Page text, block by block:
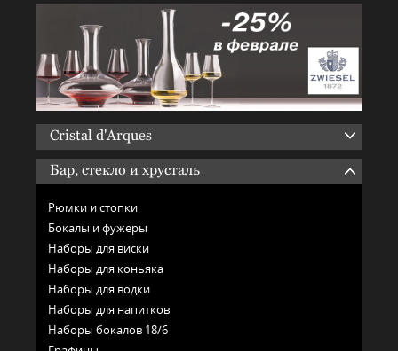
Cristal d'Arques
Бар, стекло и хрусталь
Рюмки и стопки
Бокалы и фужеры
Наборы для виски
Наборы для коньяка
Наборы для водки
Наборы для напитков
Наборы бокалов 18/6